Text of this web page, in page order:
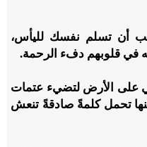
أن تسلم نفسك لليأس،
في قلوبهم دفء الرحمة.
على الأرض لتضيء عتمات
تحمل كلمةً صادقةً تنعش